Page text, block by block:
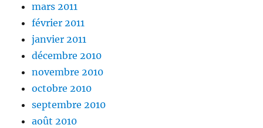
mars 2011
février 2011
janvier 2011
décembre 2010
novembre 2010
octobre 2010
septembre 2010
août 2010